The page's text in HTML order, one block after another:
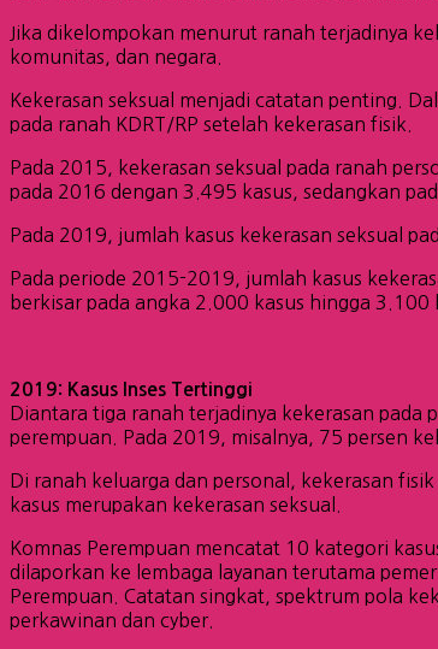
Jika dikelompokan menurut ranah terjadinya
komunitas, dan negara.
Kekerasan seksual menjadi catatan penting.
pada ranah KDRT/RP setelah kekerasan fisik.
Pada 2015, kekerasan seksual pada ranah
pada 2016 dengan 3.495 kasus, sedangkan
Pada 2019, jumlah kasus kekerasan seksual
Pada periode 2015-2019, jumlah kasus
berkisar pada angka 2.000 kasus hingga 3.100
2019: Kasus Inses Tertinggi
Diantara tiga ranah terjadinya kekerasan
perempuan. Pada 2019, misalnya, 75 persen
Di ranah keluarga dan personal, kekerasan
kasus merupakan kekerasan seksual.
Komnas Perempuan mencatat 10 kategori
dilaporkan ke lembaga layanan terutama
Perempuan. Catatan singkat, spektrum pola
perkawinan dan cyber.